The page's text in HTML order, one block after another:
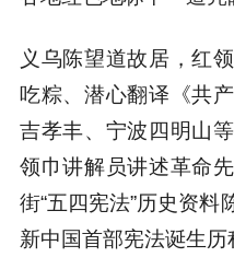
义乌陈望道故居，红
吃粽、潜心翻译《共
吉孝丰、宁波四明山
领巾讲解员讲述革命
街“五四宪法”历史资
新中国首部宪法诞生